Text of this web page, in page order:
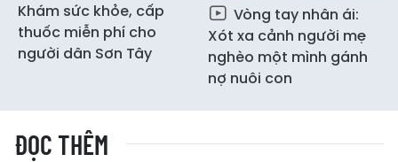
Khám sức khỏe, cấp
thuốc miễn phí cho
người dân Sơn Tây
Vòng tay nhân ái:
Xót xa cảnh người mẹ
nghèo một mình gánh
nợ nuôi con
ĐỌC THÊM